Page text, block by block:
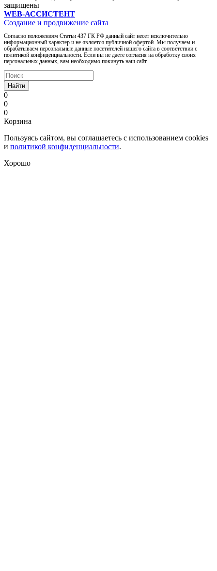
защищены
WEB-АССИСТЕНТ
Создание и продвижение сайта
Согласно положениям Статьи 437 ГК РФ данный сайт несет исключительно
информационный характер и не является публичной офертой. Мы получаем и
обрабатываем персональные данные посетителей нашего сайта в соответствии с
политикой конфиденциальности. Если вы не даете согласия на обработку своих
персональных данных, вам необходимо покинуть наш сайт.
Найти
0
0
0
Корзина
Пользуясь сайтом, вы соглашаетесь с использованием cookies
и политикой конфиденциальности.
Хорошо